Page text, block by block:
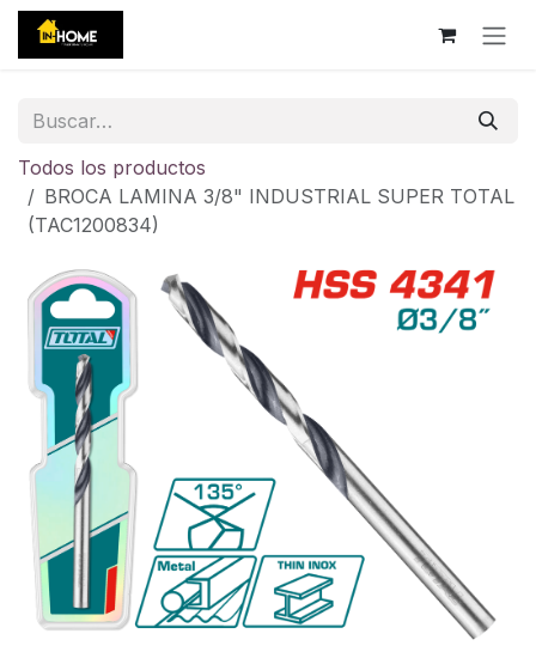
Ir al contenido
Todos los productos
BROCA LAMINA 3/8" INDUSTRIAL SUPER TOTAL
(TAC1200834)